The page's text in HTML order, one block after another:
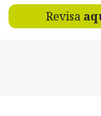
Revisa